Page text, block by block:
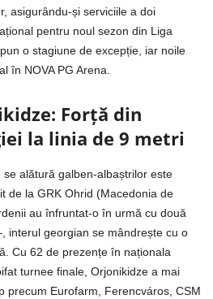
asigurându-și serviciile a doi
pentru noul sezon din Liga
o stagiune de excepție, iar noile
în NOVA PG Arena.
Forță din
la linia de 9 metri
alătură galben-albaștrilor este
de la GRK Ohrid (Macedonia de
au înfruntat-o în urmă cu două
interul georgian se mândrește cu o
Cu 62 de prezențe în naționala
turnee finale, Orjonikidze a mai
precum Eurofarm, Ferencváros, CSM